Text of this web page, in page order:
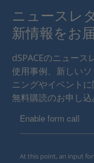
ニュースレ
新情報をお
dSPACEのニュー
使用事例、新しい
ニングやイベントに
無料購読のお申し込
Enable form call
At this point, an input